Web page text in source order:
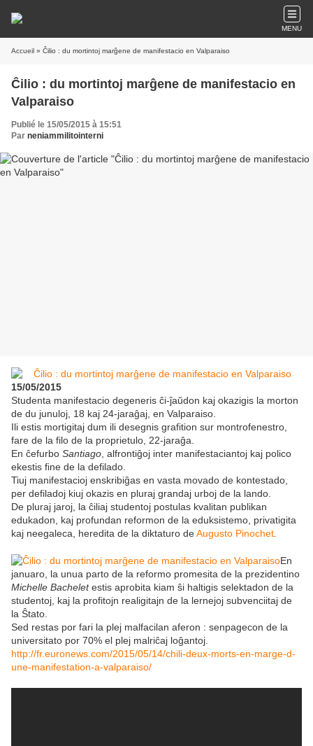
MENU
Accueil » Ĉilio : du mortintoj marĝene de manifestacio en Valparaiso
Ĉilio : du mortintoj marĝene de manifestacio en
Valparaiso
Publié le 15/05/2015 à 15:51
Par neniammilitointerni
15/05/2015
Studenta manifestacio degeneris ĉi-ĵaŭdon kaj okazigis la morton
de du junuloj, 18 kaj 24-jaraĝaj, en Valparaiso.
Ili estis mortigitaj dum ili desegnis grafition sur montrofenestro,
fare de la filo de la proprietulo, 22-jaraĝa.
En ĉefurbo Santiago , alfrontiĝoj inter manifestaciantoj kaj polico
ekestis fine de la defilado.
Tiuj manifestacioj enskribiĝas en vasta movado de kontestado,
per defiladoj kiuj okazis en pluraj grandaj urboj de la lando.
​De pluraj jaroj, la ĉiliaj studentoj postulas kvalitan publikan
edukadon, kaj profundan reformon de la eduksistemo, privatigita
kaj neegaleca, heredita de la diktaturo deAugusto Pinochet
En
januaro, la unua parto de la reformo promesita de la prezidentino
Michelle Bacheletestis aprobita kiam ŝi haltigis selektadon de la
studentoj, kaj la profitojn realigitajn de la lernejoj subvenciitaj de
la Ŝtato.
Sed restas por fari la plej malfacilan aferon : senpagecon de la
universitato por 70% el plej malriĉaj loĝantoj.
http://fr.euronews.com/2015/05/14/chili-deux-morts-en-marge-d-
une-manifestation-a-valparaiso/